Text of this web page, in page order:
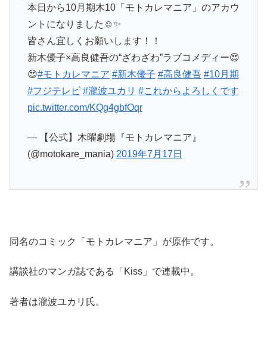
本日から10月期木10「モトカレマニア」のアカウ
ントになりました☺︎✨
皆さん宜しくお願いします！！
新木優子×高良健吾の“ざわざわ”ラブコメディー😍
😍#モトカレマニア #新木優子 #高良健吾 #10月期
#フジテレビ #瀧波ユカリ #これからよろしくです
pic.twitter.com/KQg4gbfOqr
— 【公式】木曜劇場『モトカレマニア』
(@motokare_mania) 2019年7月17日
同名のコミック「モトカレマニア」が原作です。
講談社のマンガ誌である「Kiss」で連載中。
著者は瀧波ユカリ氏。